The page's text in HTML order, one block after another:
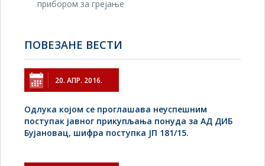
прибором за грејање
ПОВЕЗАНЕ ВЕСТИ
20. АПР. 2016.
Одлука којом се проглашава неуспешним
поступак јавног прикупљања понуда за АД ДИБ
Бујановац, шифра поступка ЈП 181/15.